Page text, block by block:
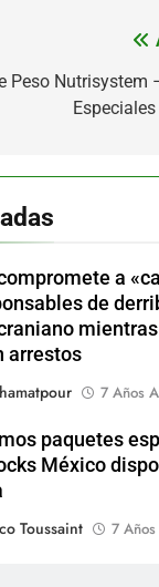
Peso Nutrisystem
a
de
arrestos
7 Años
paquetes
México
Toussaint
7